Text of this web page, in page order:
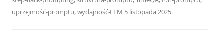
uprzejmość-promptu,wydajność-LLM 5 listopada 2025.